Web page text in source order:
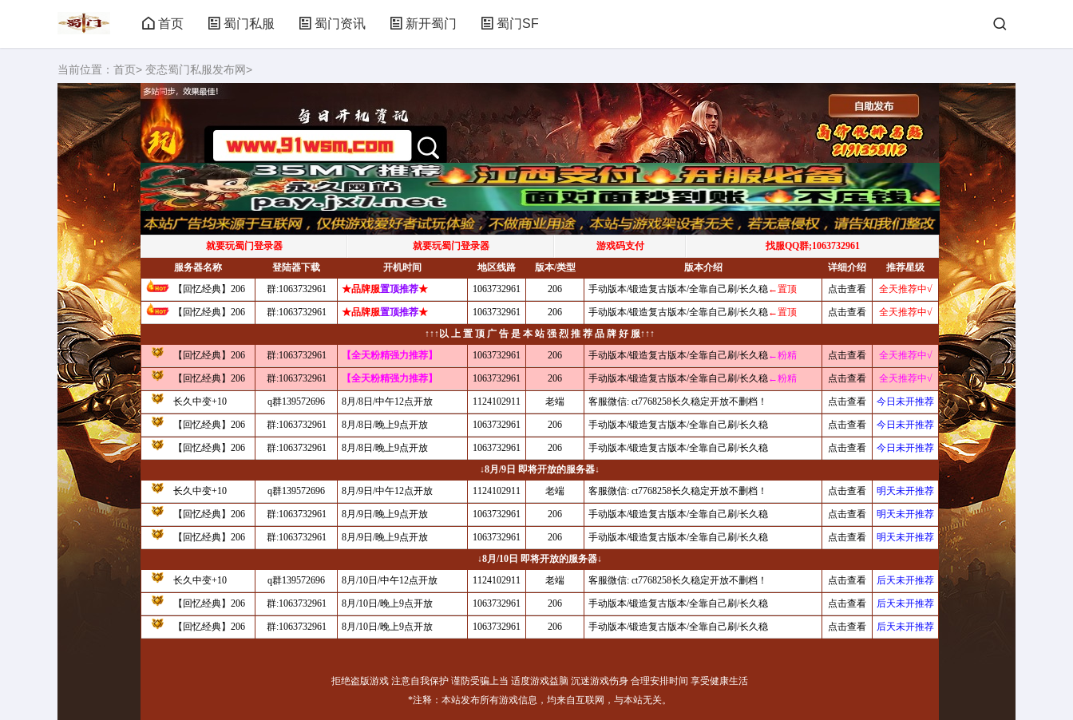
首页 蜀门私服 蜀门资讯 新开蜀门 蜀门SF
当前位置： 首页> 变态蜀门私服发布网>